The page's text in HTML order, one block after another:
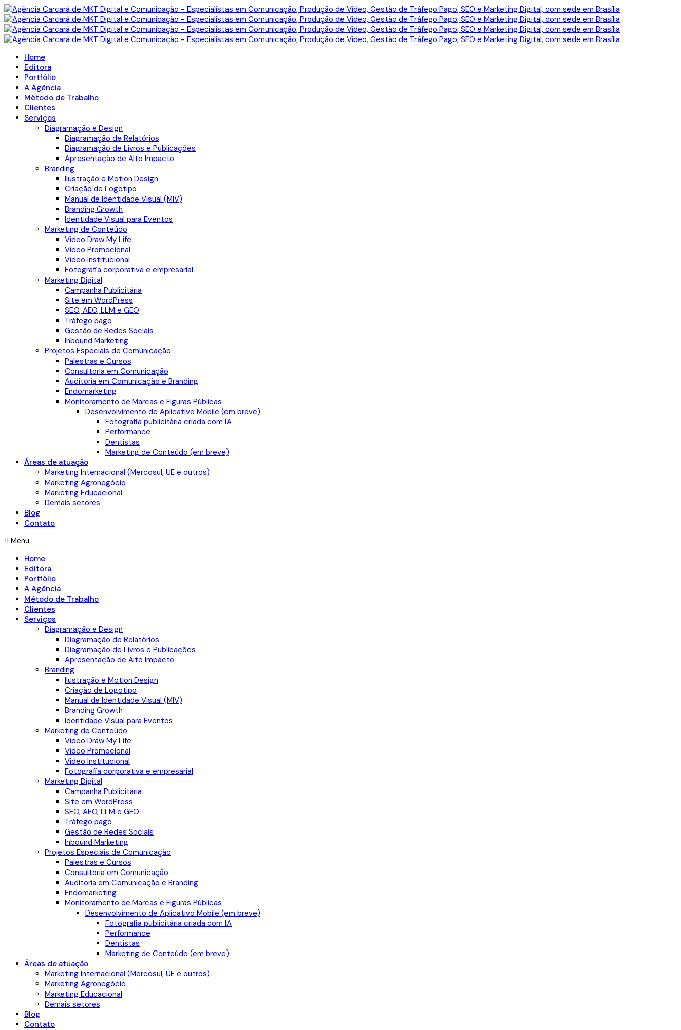
Home
Editora
Portfólio
A Agência
Método de Trabalho
Clientes
Serviços
Diagramação e Design
Diagramação de Relatórios
Diagramação de Livros e Publicações
Apresentação de Alto Impacto
Branding
Ilustração e Motion Design
Criação de Logotipo
Manual de Identidade Visual (MIV)
Branding Growth
Identidade Visual para Eventos
Marketing de Conteúdo
Vídeo Draw My Life
Vídeo Promocional
Vídeo Institucional
Fotografia corporativa e empresarial
Marketing Digital
Campanha Publicitária
Site em WordPress
SEO, AEO, LLM e GEO
Tráfego pago
Gestão de Redes Sociais
Inbound Marketing
Projetos Especiais de Comunicação
Palestras e Cursos
Consultoria em Comunicação
Auditoria em Comunicação e Branding
Endomarketing
Monitoramento de Marcas e Figuras Públicas
Desenvolvimento de Aplicativo Mobile (em breve)
Fotografia publicitária criada com IA
Performance
Dentistas
Marketing de Conteúdo (em breve)
Áreas de atuação
Marketing Internacional (Mercosul, UE e outros)
Marketing Agronegócio
Marketing Educacional
Demais setores
Blog
Contato
Menu
Home
Editora
Portfólio
A Agência
Método de Trabalho
Clientes
Serviços
Diagramação e Design
Diagramação de Relatórios
Diagramação de Livros e Publicações
Apresentação de Alto Impacto
Branding
Ilustração e Motion Design
Criação de Logotipo
Manual de Identidade Visual (MIV)
Branding Growth
Identidade Visual para Eventos
Marketing de Conteúdo
Vídeo Draw My Life
Vídeo Promocional
Vídeo Institucional
Fotografia corporativa e empresarial
Marketing Digital
Campanha Publicitária
Site em WordPress
SEO, AEO, LLM e GEO
Tráfego pago
Gestão de Redes Sociais
Inbound Marketing
Projetos Especiais de Comunicação
Palestras e Cursos
Consultoria em Comunicação
Auditoria em Comunicação e Branding
Endomarketing
Monitoramento de Marcas e Figuras Públicas
Desenvolvimento de Aplicativo Mobile (em breve)
Fotografia publicitária criada com IA
Performance
Dentistas
Marketing de Conteúdo (em breve)
Áreas de atuação
Marketing Internacional (Mercosul, UE e outros)
Marketing Agronegócio
Marketing Educacional
Demais setores
Blog
Contato